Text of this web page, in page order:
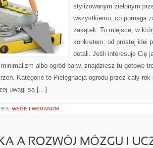
stylizowanym zielonym
wszystkiemu, co pomaga
zakątek. To miejsce, w
konkretem: od prostej idei
detali. Jeśli interesuje Cię
albo ogród barw, znajdziesz tu gotowe
Kategorie to Pielęgnacja ogrodu przez cały
uwagi są […]
WEGE I WEGANIZM
A ROZWÓJ MÓZGU I